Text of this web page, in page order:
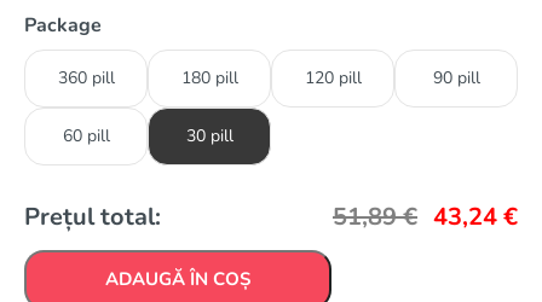
Package
360 pill 180 pill 120 pill 90 pill
60 pill 30 pill
Prețul total: 51,89€ 43,24€
ADAUGĂ ÎN COȘ